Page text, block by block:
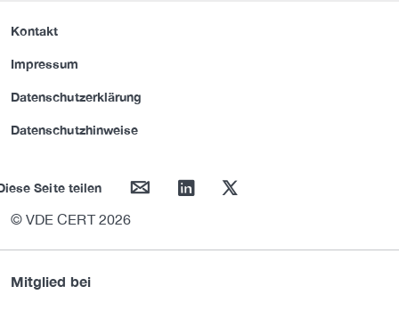
Kontakt
Impressum
Datenschutzerklärung
Datenschutzhinweise
Seite teilen mail linkedin twitter
© VDE CERT 2026
Mitglied bei